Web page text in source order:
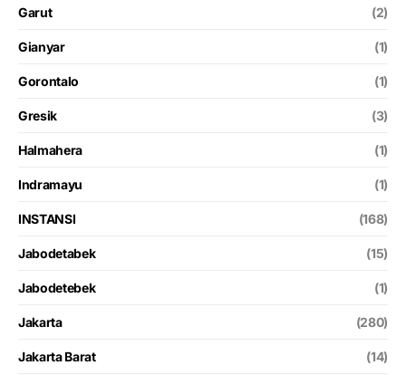
Garut (2)
Gianyar (1)
Gorontalo (1)
Gresik (3)
Halmahera (1)
Indramayu (1)
INSTANSI (168)
Jabodetabek (15)
Jabodetebek (1)
Jakarta (280)
Jakarta Barat (14)